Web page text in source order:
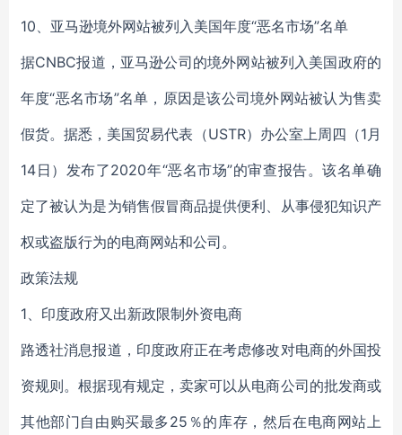
10、亚马逊境外网站被列入美国年度“恶名市场”名单
据CNBC报道，亚马逊公司的境外网站被列入美国政府的
年度“恶名市场”名单，原因是该公司境外网站被认为售卖
假货。据悉，美国贸易代表（USTR）办公室上周四（1月
14日）发布了2020年“恶名市场”的审查报告。该名单确
定了被认为是为销售假冒商品提供便利、从事侵犯知识产
权或盗版行为的电商网站和公司。
政策法规
1、印度政府又出新政限制外资电商
路透社消息报道，印度政府正在考虑修改对电商的外国投
资规则。根据现有规定，卖家可以从电商公司的批发商或
其他部门自由购买最多25％的库存，然后在电商网站上